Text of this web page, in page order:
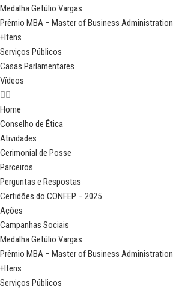
Medalha Getúlio Vargas
Prêmio MBA – Master of Business Administration
+Itens
Serviços Públicos
Casas Parlamentares
Vídeos
Home
Conselho de Ética
Atividades
Cerimonial de Posse
Parceiros
Perguntas e Respostas
Certidões do CONFEP – 2025
Ações
Campanhas Sociais
Medalha Getúlio Vargas
Prêmio MBA – Master of Business Administration
+Itens
Serviços Públicos